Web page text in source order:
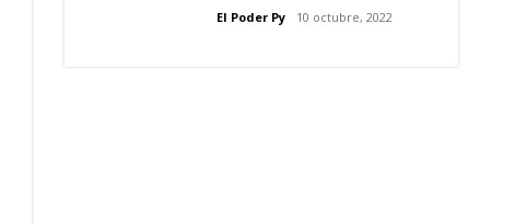
El Poder Py 10 octubre, 2022